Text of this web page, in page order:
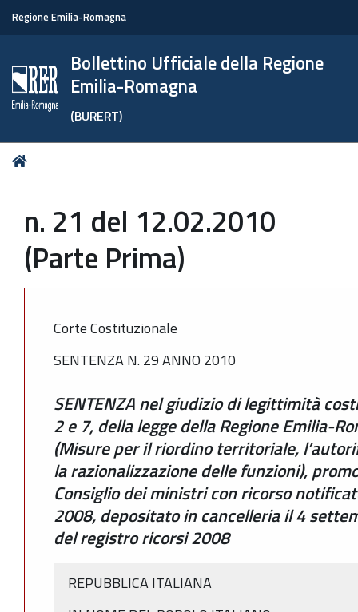
Regione Emilia-Romagna
Bollettino Ufficiale della Regione
Emilia-Romagna
(BURERT)
Tu
n. 21 del 12.02.2010
(Parte Prima)
Corte Costituzionale
SENTENZA N. 29 ANNO 2010
SENTENZA nel giudizio di legittimità
2 e 7, della legge della Regione Emilia-
(Misure per il riordino territoriale,
la razionalizzazione delle funzioni),
Consiglio dei ministri con ricorso
2008, depositato in cancelleria il 4
del registro ricorsi 2008
REPUBBLICA ITALIANA